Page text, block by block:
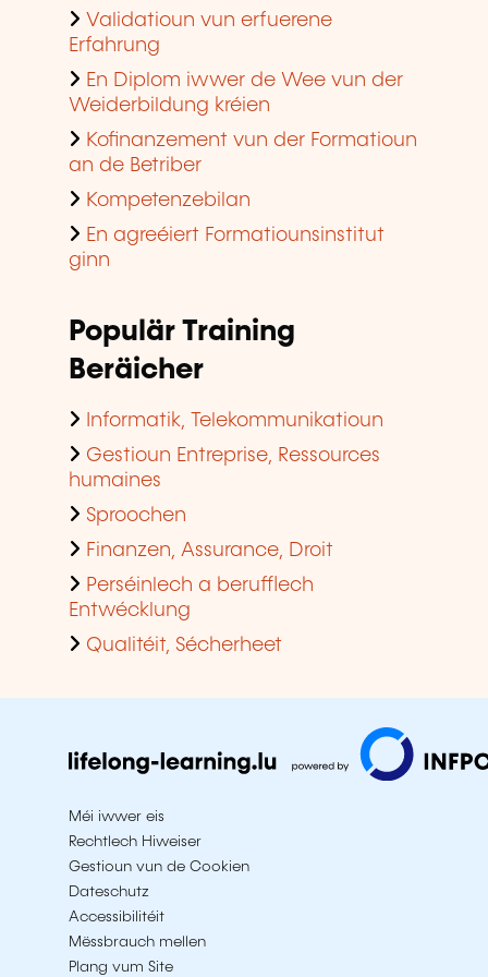
Validatioun vun erfuerene
Erfahrung
En Diplom iwwer de Wee vun der
Weiderbildung kréien
Kofinanzement vun der Formatioun
an de Betriber
Kompetenzebilan
En agreéiert Formatiounsinstitut
ginn
Populär Training
Beräicher
Informatik, Telekommunikatioun
Gestioun Entreprise, Ressources
humaines
Sproochen
Finanzen, Assurance, Droit
Perséinlech a berufflech
Entwécklung
Qualitéit, Sécherheet
Méi iwwer eis
Rechtlech Hiweiser
Gestioun vun de Cookien
Dateschutz
Accessibilitéit
Mëssbrauch mellen
Plang vum Site